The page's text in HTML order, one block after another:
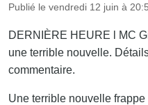
Publié le vendredi 12 juin à
DERNIÈRE HEURE l MC
une terrible nouvelle.
commentaire.
Une terrible nouvelle frappe